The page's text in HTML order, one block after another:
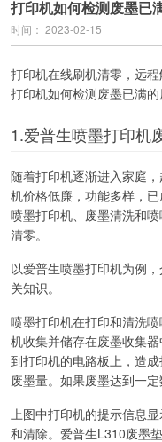
打印机如何检测废墨已
时间： 2023-02-15
打印机在线刷机清零，远
打印机如何检测废墨已满
1.爱普生喷墨打印机
随着打印机逐渐进入家庭
机价格低廉，功能多样，
喷墨打印机、废墨清洗和
清零。
以爱普生喷墨打印机为例
关知识。
喷墨打印机在打印和清洗
机收集并储存在废墨收集
到打印机的电路板上，造
废墨量。如果废墨达到一
上图中打印机的提示信息
和清除。爱普生L310废墨垫